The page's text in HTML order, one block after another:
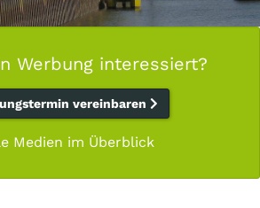
Werbung interessiert?
vereinbaren
Medien im Überblick